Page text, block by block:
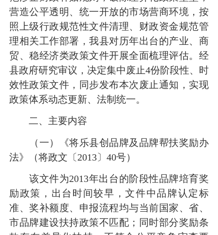
营造公平透明、统一开放的市场营商环境，按
照上级行政规范性文件清理、财政资金规范管
理相关工作部署，我县对历年出台的产业、商
贸、稳经济类政策文件开展全面梳理评估。经
县政府研究审议，决定集中废止4份阶段性、时
效性政策文件，同步发布本次废止通知，实现
政策体系动态更新、法制统一。
二、主要内容
（一）《将乐县创品牌及品牌帮扶奖励办
法》（将政文〔2013〕40号）
该文件为2013年出台的阶段性品牌培育奖
励政策，出台时间较早，文件中品牌认定标
准、奖补额度、申报流程均与当前国家、省、
市品牌建设扶持政策不匹配；同时部分奖励条